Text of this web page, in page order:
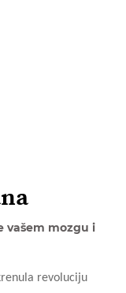
vašem mozgu i
revoluciju